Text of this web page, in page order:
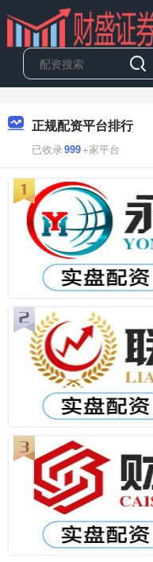
正规配资平台排行
已收录999+家平台